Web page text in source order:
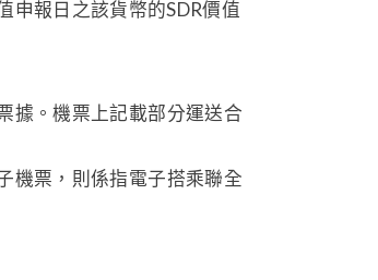
申報日之該貨幣的SDR價值
據。機票上記載部分運送合
機票，則係指電子搭乘聯全